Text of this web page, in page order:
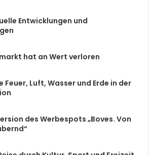
Entwicklungen und
hat an Wert verloren
Feuer, Luft, Wasser und Erde in der
des Werbespots „Boves. Von